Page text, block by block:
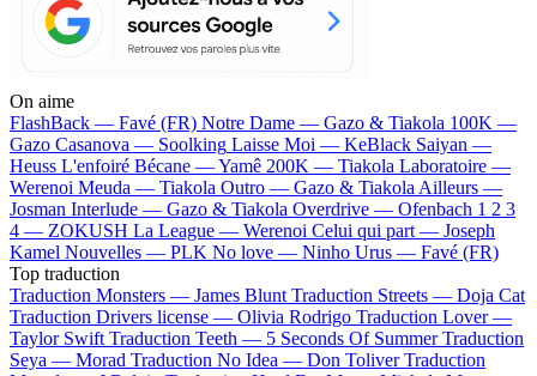
On aime
FlashBack — Favé (FR) Notre Dame — Gazo & Tiakola 100K —
Gazo Casanova — Soolking Laisse Moi — KeBlack Saiyan —
Heuss L'enfoiré Bécane —Yamê 200K — Tiakola Laboratoire —
Werenoi Meuda — Tiakola Outro — Gazo & Tiakola Ailleurs —
Josman Interlude — Gazo & Tiakola Overdrive — Ofenbach 1 2 3
4 — ZOKUSH La League — Werenoi Celui qui part — Joseph
Kamel Nouvelles — PLK No love — Ninho Urus — Favé (FR)
Top traduction
Traduction Monsters — James Blunt Traduction Streets — Doja Cat
Traduction Drivers license — Olivia Rodrigo Traduction Lover —
Taylor Swift Traduction Teeth — 5 Seconds Of Summer Traduction
Seya — Morad Traduction No Idea — Don Toliver Traduction